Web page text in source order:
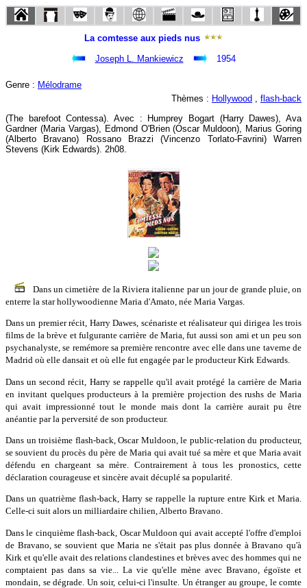
La comtesse aux pieds nus
Joseph L. Mankiewicz
1954
Genre : Mélodrame
Thèmes : Hollywood , flash-back
(The barefoot Contessa). Avec : Humprey Bogart (Harry Dawes), Ava
Gardner (Maria Vargas), Edmond O'Brien (Oscar Muldoon), Marius Goring
(Alberto Bravano) Rossano Brazzi (Vincenzo Torlato-Favrini) Warren
Stevens (Kirk Edwards). 2h08.
Dans un cimetière de la Riviera italienne par un jour de grande pluie, on
enterre la star hollywoodienne Maria d'Amato, née Maria Vargas.
Dans un premier récit, Harry Dawes, scénariste et réalisateur qui dirigea les trois
films de la brève et fulgurante carrière de Maria, fut aussi son ami et un peu son
psychanalyste, se remémore sa première rencontre avec elle dans une taverne de
Madrid où elle dansait et où elle fut engagée par le producteur Kirk Edwards.
Dans un second récit, Harry se rappelle qu'il avait protégé la carrière de Maria
en invitant quelques producteurs à la première projection des rushs de Maria
qui avait impressionné tout le monde mais dont la carrière aurait pu être
anéantie par la perversité de son producteur.
Dans un troisième flash-back, Oscar Muldoon, le public-relation du producteur,
se souvient du procès du père de Maria qui avait tué sa mère et que Maria avait
défendu en chargeant sa mère. Contrairement à tous les pronostics, cette
déclaration courageuse et sincère avait décuplé sa popularité.
Dans un quatrième flash-back, Harry se rappelle la rupture entre Kirk et Maria.
Celle-ci suit alors un milliardaire chilien, Alberto Bravano.
Dans le cinquième flash-back, Oscar Muldoon qui avait accepté l'offre d'emploi
de Bravano, se souvient que Maria ne s'était pas plus donnée à Bravano qu'à
Kirk et qu'elle avait des relations clandestines et brèves avec des hommes qui ne
comptaient pas dans sa vie... La vie qu'elle mène avec Bravano, égoïste et
mondain, se dégrade. Un soir, celui-ci l'insulte. Un étranger au groupe, le comte